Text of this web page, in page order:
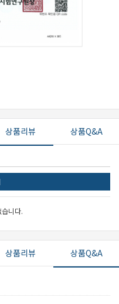
상품리뷰 상품Q&A
니다.
상품리뷰 상품Q&A